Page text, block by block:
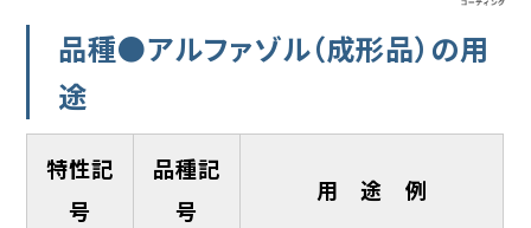
品種●アルファゾル（成形品）の用
途
特性記
号
品種記
号
用 途 例